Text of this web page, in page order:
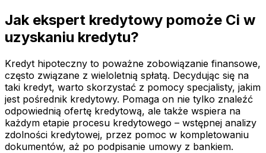
Jak ekspert kredytowy pomoże Ci w
uzyskaniu kredytu?
Kredyt hipoteczny to poważne zobowiązanie finansowe,
często związane z wieloletnią spłatą. Decydując się na
taki kredyt, warto skorzystać z pomocy specjalisty, jakim
jest pośrednik kredytowy. Pomaga on nie tylko znaleźć
odpowiednią ofertę kredytową, ale także wspiera na
każdym etapie procesu kredytowego – wstępnej analizy
zdolności kredytowej, przez pomoc w kompletowaniu
dokumentów, aż po podpisanie umowy z bankiem.